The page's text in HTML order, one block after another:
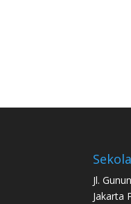
Jl.
Jakarta